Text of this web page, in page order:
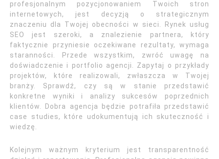
profesjonalnym pozycjonowaniem Twoich stron
internetowych, jest decyzją o strategicznym
znaczeniu dla Twojej obecności w sieci. Rynek usług
SEO jest szeroki, a znalezienie partnera, który
faktycznie przyniesie oczekiwane rezultaty, wymaga
staranności. Przede wszystkim, zwróć uwagę na
doświadczenie i portfolio agencji. Zapytaj o przykłady
projektów, które realizowali, zwłaszcza w Twojej
branży. Sprawdź, czy są w stanie przedstawić
konkretne wyniki i analizy sukcesów poprzednich
klientów. Dobra agencja będzie potrafiła przedstawić
case studies, które udokumentują ich skuteczność i
wiedzę.
Kolejnym ważnym kryterium jest transparentność